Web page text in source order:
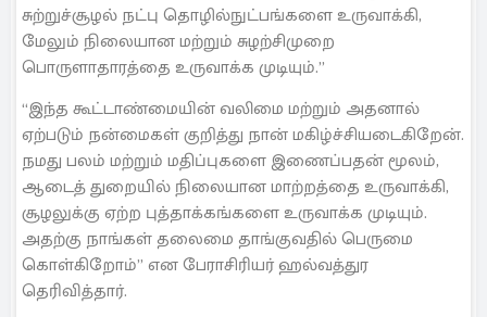
சுற்றுச்சூழல் நட்பு தொழில்நுட்பங்களை உருவாக்கி,
மேலும் நிலையான மற்றும் சுழற்சிமுறை
பொருளாதாரத்தை உருவாக்க முடியும்.”
“இந்த கூட்டாண்மையின் வலிமை மற்றும் அதனால்
ஏற்படும் நன்மைகள் குறித்து நான் மகிழ்ச்சியடைகிறேன்.
நமது பலம் மற்றும் மதிப்புகளை இணைப்பதன் மூலம்,
ஆடைத் துறையில் நிலையான மாற்றத்தை உருவாக்கி,
சூழலுக்கு ஏற்ற புத்தாக்கங்களை உருவாக்க முடியும்.
அதற்கு நாங்கள் தலைமை தாங்குவதில் பெருமை
கொள்கிறோம்” என பேராசிரியர் ஹல்வத்துர
தெரிவித்தார்.